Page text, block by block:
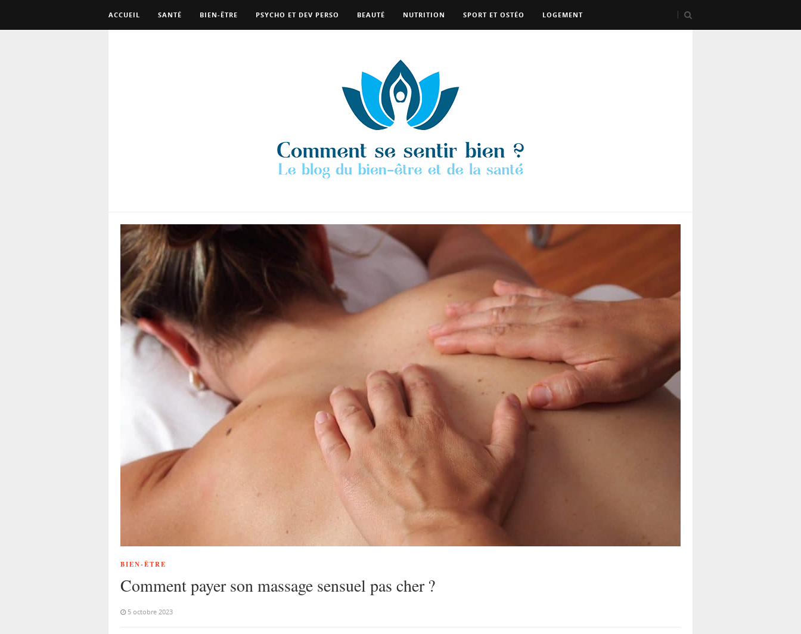
ACCUEIL SANTÉ BIEN-ÊTRE PSYCHO ET DEV PERSO BEAUTÉ NUTRITION SPORT ET OSTÉO LOGEMENT
BIEN-ÊTRE
Comment payer son massage sensuel pas cher ?
5 octobre 2023